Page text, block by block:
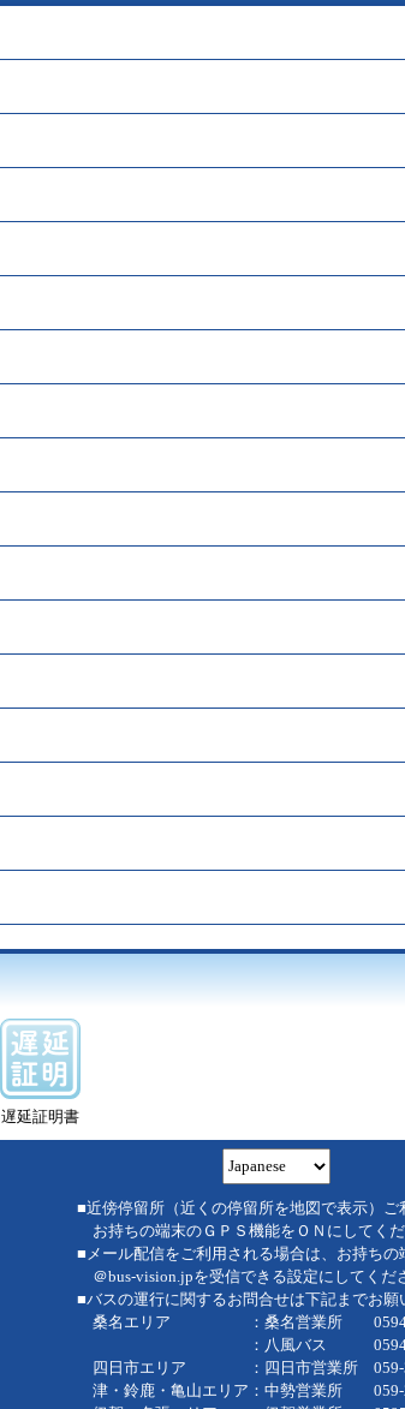
遅延証明書
■近傍停留所（近くの停留所を地図で表示）ご
お持ちの端末のＧＰＳ機能をＯＮにしてくだ
■メール配信をご利用される場合は、お持ちの
＠bus-vision.jpを受信できる設定にしてくだ
■バスの運行に関するお問合せは下記までお願
桑名エリア ：桑名営業所 0594-
：八風バス 0594-22-
四日市エリア ：四日市営業所 059-
津・鈴鹿・亀山エリア：中勢営業所 059-